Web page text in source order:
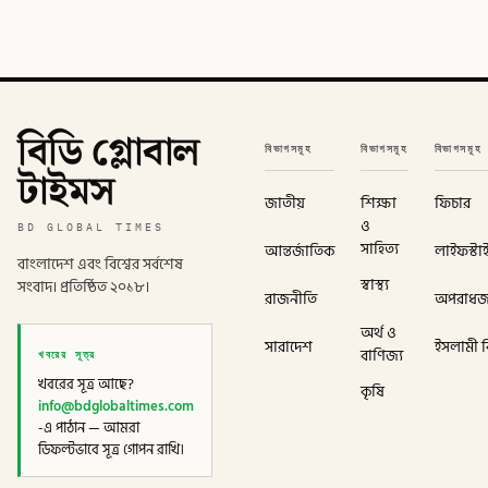
বিডি গ্লোবাল
টাইমস
BD GLOBAL TIMES
বাংলাদেশ এবং বিশ্বের সর্বশেষ
সংবাদ। প্রতিষ্ঠিত ২০১৮।
খবরের সূত্র
খবরের সূত্র আছে?
info@bdglobaltimes.com
-এ পাঠান — আমরা
ডিফল্টভাবে সূত্র গোপন রাখি।
বিভাগসমূহ
জাতীয়
আন্তর্জাতিক
রাজনীতি
সারাদেশ
বিভাগসমূহ
শিক্ষা
ও
সাহিত্য
স্বাস্থ্য
অর্থ ও
বাণিজ্য
কৃষি
বিভাগসমূহ
ফিচার
ইসলামী